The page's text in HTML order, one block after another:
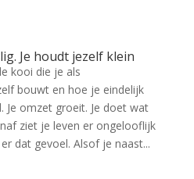
Je houdt jezelf klein
kooi die je als
bouwt en hoe je eindelijk
Je omzet groeit. Je doet wat
ziet je leven er ongelooflijk
dat gevoel. Alsof je naast...